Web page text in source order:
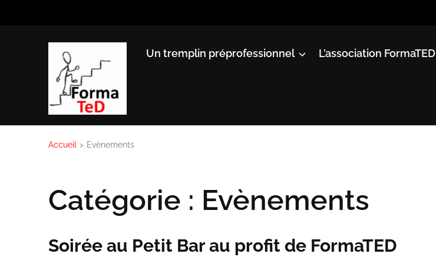
Un tremplin préprofessionnel L’association FormaTED
Accueil > Evènements
Catégorie : Evènements
Soirée au Petit Bar au profit de FormaTED